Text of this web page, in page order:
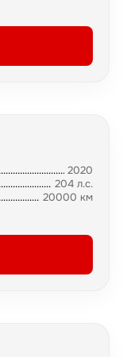
2020
204 л.с.
20000 км